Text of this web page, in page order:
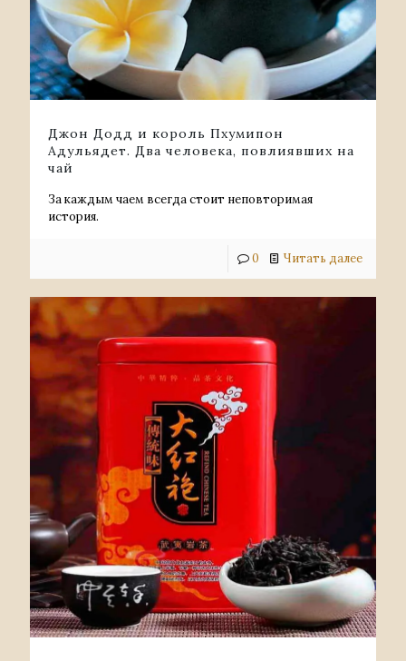
Джон Додд и король Пхумипон
Адульядет. Два человека, повлиявших на
чай
За каждым чаем всегда стоит неповторимая
история.
0 Читать далее